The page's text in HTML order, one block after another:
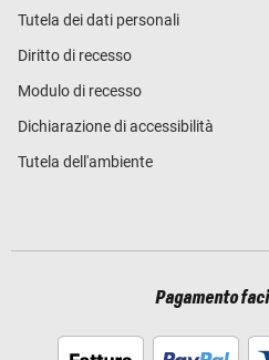
Tutela dei dati personali
Diritto di recesso
Modulo di recesso
Dichiarazione di accessibilità
Tutela dell'ambiente
Pagamento